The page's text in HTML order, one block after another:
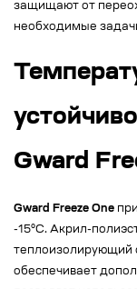
защищают от
необходимые
Gward
Gward Freeze One
-15°C. Акрил-
теплоизолирующий
обеспечивает